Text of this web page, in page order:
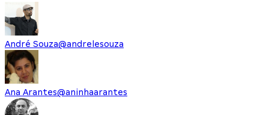
André Souza@andrelesouza
Ana Arantes@aninhaarantes